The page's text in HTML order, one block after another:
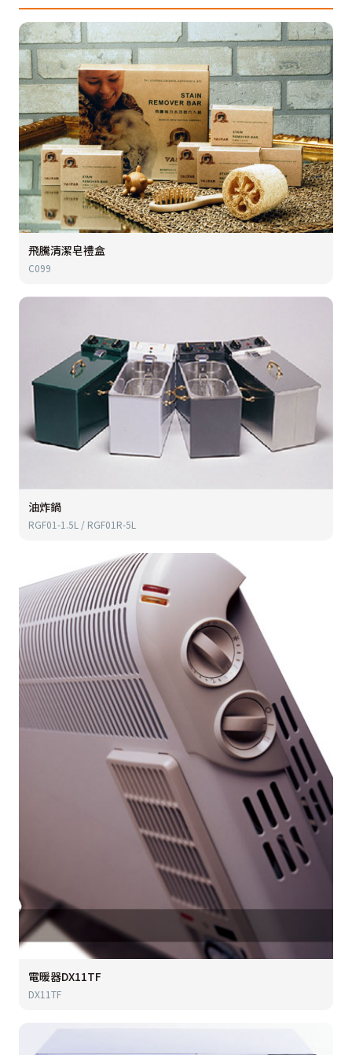
飛騰清潔皂禮盒
C099
油炸鍋
RGF01-1.5L / RGF01R-5L
電暖器DX11TF
DX11TF